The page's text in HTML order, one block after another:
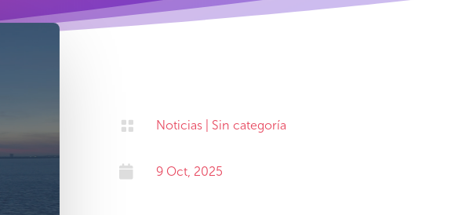
 Noticias Sin categoría
 9 Oct, 2025